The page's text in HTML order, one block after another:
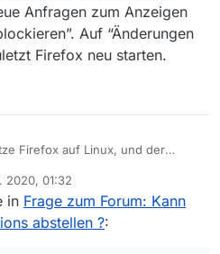
auf meinen Beitrag gibt.
Datenträger “sicher entfernt” hat
jetzt abziehen kann. Oder vom
wenn es neue Mails gibt usw.
Anfragen zum Anzeigen
Auf “Änderungen
Firefox neu starten.
Firefox auf Linux, und der
2020, 01:32
in Frage zum Forum: Kann
abstellen ?: